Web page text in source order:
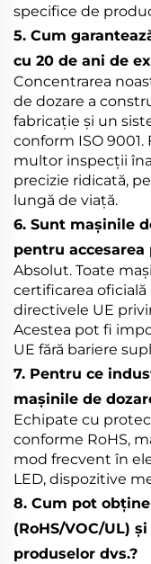
specifice de
5. Cum
cu 20 de ani de
Concentrarea
de dozare a
fabricație și un
conform ISO
multor inspecții
precizie ridicată,
lungă de viață.
6. Sunt mașinile
pentru accesarea
Absolut. Toate
certificarea
directivele UE
Acestea pot fi
UE fără bariere
7. Pentru ce
mașinile de
Echipate cu
conforme RoHS,
mod frecvent în
LED, dispozitive
8. Cum pot
(RoHS/VOC/UL)
produselor dvs.?